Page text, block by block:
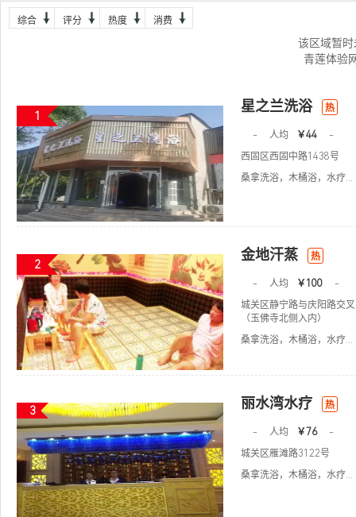
综合 评分 热度 消费
该区域暂
青莲体验
1
星之兰洗浴 热
- 人均 ￥44
-
西固区西固中路1438号
桑拿洗浴，木桶浴，水疗...
2
金地汗蒸 热
- 人均 ￥100
-
城关区静宁路与庆阳路交
（玉佛寺北侧入内）
桑拿洗浴，木桶浴，水疗...
3 丽水湾水疗 热
- 人均 ￥76
-
城关区雁滩路3122号
桑拿洗浴，木桶浴，水疗...